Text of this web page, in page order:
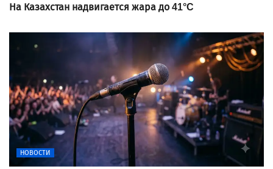
На Казахстан надвигается жара до 41°C
НОВОСТИ